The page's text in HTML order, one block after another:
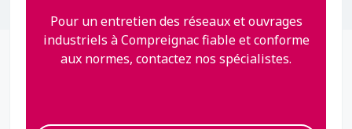
Pour un entretien des réseaux et ouvrages
industriels à Compreignac fiable et conforme
aux normes, contactez nos spécialistes.